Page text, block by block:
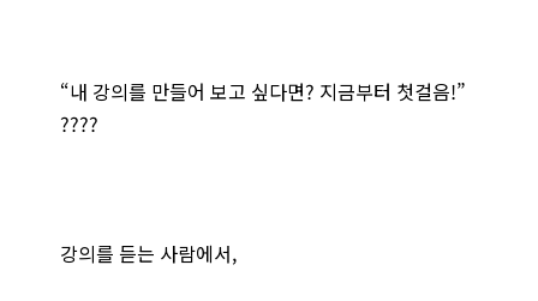
“내 강의를 만들어 보고 싶다면? 지금부터 첫걸음!”
????
강의를 듣는 사람에서,